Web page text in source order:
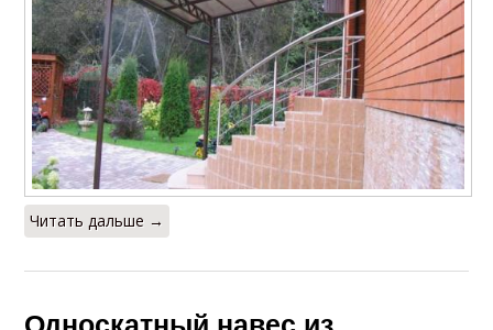
Читать дальше →